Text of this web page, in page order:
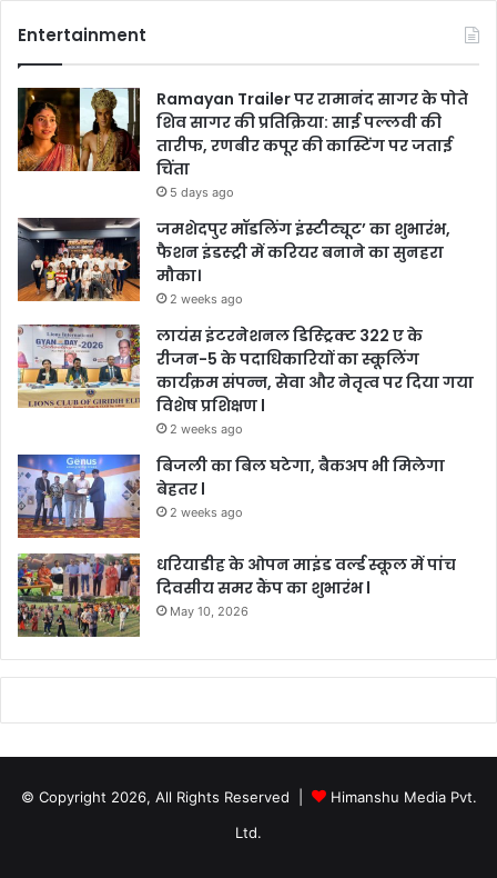
Entertainment
Ramayan Trailer पर रामानंद सागर के पोते
शिव सागर की प्रतिक्रिया: साई पल्लवी की
तारीफ, रणबीर कपूर की कास्टिंग पर जताई
चिंता
5 days ago
जमशेदपुर मॉडलिंग इंस्टीट्यूट’ का शुभारंभ,
फैशन इंडस्ट्री में करियर बनाने का सुनहरा
मौका।
2 weeks ago
लायंस इंटरनेशनल डिस्ट्रिक्ट 322 ए के
रीजन-5 के पदाधिकारियों का स्कूलिंग
कार्यक्रम संपन्न, सेवा और नेतृत्व पर दिया गया
विशेष प्रशिक्षण l
2 weeks ago
बिजली का बिल घटेगा, बैकअप भी मिलेगा
बेहतर l
2 weeks ago
धरियाडीह के ओपन माइंड वर्ल्ड स्कूल में पांच
दिवसीय समर कैंप का शुभारंभ l
May 10, 2026
© Copyright 2026, All Rights Reserved |
Himanshu Media Pvt.
Ltd.